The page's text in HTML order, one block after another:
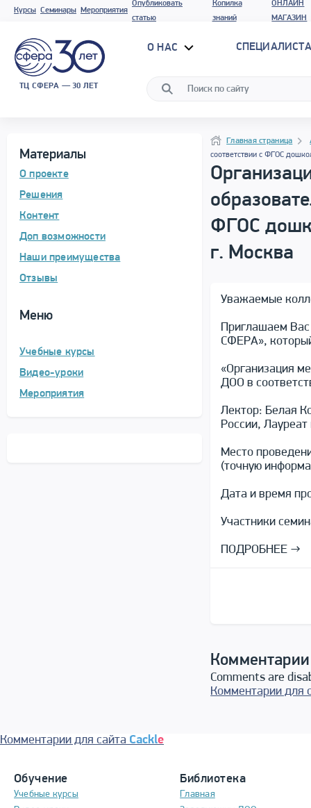
Курсы Семинары Мероприятия
Опубликовать
статью
Копилка
знаний
ОНЛАЙН
МАГАЗИН
ТЦ СФЕРА — 30 ЛЕТ
О НАС
Материалы
О проекте
Решения
Контент
Доп возможности
Наши преимущества
Отзывы
Меню
Учебные курсы
Видео-уроки
Мероприятия
Программа материала
Навигация
НавигацияГлавная страница
соответствии с ФГОС
ФГОС
г. Москва
Уважаемые
Приглашаем Вас
СФЕРА»,
«Организация
ДОО в
Лектор: Белая
России,
Место
(точную
Дата и время
Участники
Comments are
Комментарии для
Комментарии для сайта Cackle
Обучение
Учебные курсы
Библиотека
Главная